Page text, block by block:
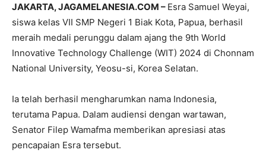
JAKARTA, JAGAMELANESIA.COM – Esra Samuel Weyai,
siswa kelas VII SMP Negeri 1 Biak Kota, Papua, berhasil
meraih medali perunggu dalam ajang the 9th World
Innovative Technology Challenge (WIT) 2024 di Chonnam
National University, Yeosu-si, Korea Selatan.
Ia telah berhasil mengharumkan nama Indonesia,
terutama Papua. Dalam audiensi dengan wartawan,
Senator Filep Wamafma memberikan apresiasi atas
pencapaian Esra tersebut.